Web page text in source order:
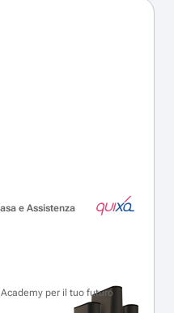
e Assistenza
per il tuo futuro